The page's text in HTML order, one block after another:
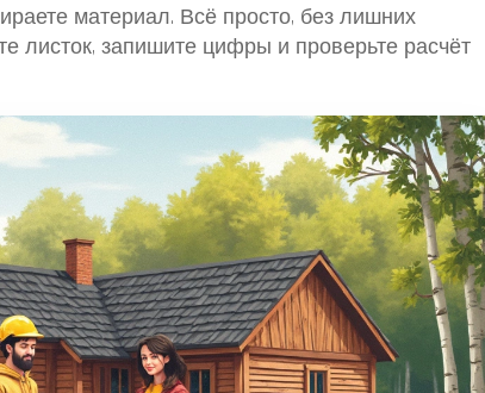
материал. Всё просто, без лишних
листок, запишите цифры и проверьте расчёт